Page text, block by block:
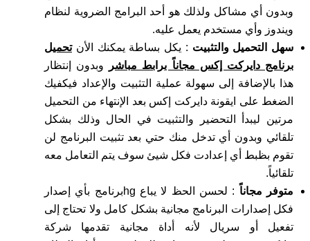
وبدون أي مشاكل ولذلك هو أحد البرامج الضروية لنظام
ويندوز وأي مستخدم يعمل عليه.
سهل التحميل والتثبيت : يكل بساطة يمكنك الأنتحميل
برنامج دايركت إكس مجاناً برابط مباشر
وبدون إنتظار
هذا بالإضافة إلى سهولة عملية التثبيت والإعداد فيكفيك
الضغط على ايقونة دايركت إكس بعد الإنتهاء من التحميل
مرتين ليبدأ التحضير والتثبيت في الحال وذلك بشكل
تلقائي وبدون أي تدخل منك حتي بعد تثبيت البرنامج لن
تقوم بظبط أي إعدادت فكل شيئ سوف يتم التعامل معه
تلقائياً.
متوفر مجاناً
: لحسن الحظ لا يباع hgبرنامج بأي إصدار
فكل إصدارات البرنامج مجانية بشكل كامل ولا تحتاج إلى
تفعيل أو سريال لأنه أداة مجانية تقدمها شركة